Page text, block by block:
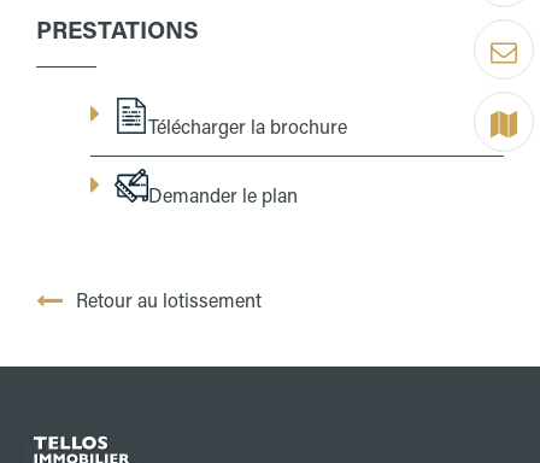
Contact
Terrain
PRESTATIONS
Télécharger la brochure
Demander le plan
Retour au lotissement